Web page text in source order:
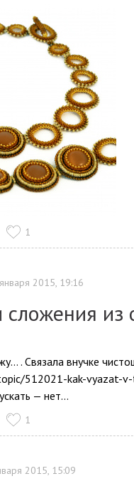
1
2015, 19:16
из
. Связала внучке
512021-kak-vyazat-
— нет...
1
2015, 15:09